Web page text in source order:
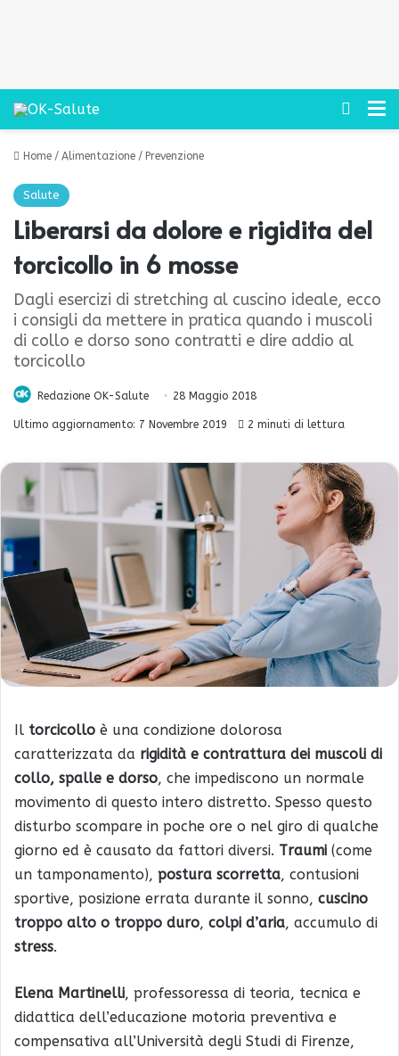
Cerca
Home / Alimentazione / Prevenzione
Salute
Liberarsi da dolore e rigidita del
torcicollo in 6 mosse
Dagli esercizi di stretching al cuscino ideale, ecco
i consigli da mettere in pratica quando i muscoli
di collo e dorso sono contratti e dire addio al
torcicollo
Redazione OK-Salute 28 Maggio 2018
Ultimo aggiornamento: 7 Novembre 2019 2 minuti di lettura
Il torcicollo è una condizione dolorosa
caratterizzata da rigidità e contrattura dei muscoli di
collo, spalle e dorso, che impediscono un normale
movimento di questo intero distretto. Spesso questo
disturbo scompare in poche ore o nel giro di qualche
giorno ed è causato da fattori diversi. Traumi (come
un tamponamento), postura scorretta, contusioni
sportive, posizione errata durante il sonno, cuscino
troppo alto o troppo duro, colpi d’aria, accumulo di
stress.
Elena Martinelli, professoressa di teoria, tecnica e
didattica dell’educazione motoria preventiva e
compensativa all’Università degli Studi di Firenze,